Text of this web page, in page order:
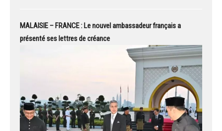
MALAISIE – FRANCE : Le nouvel ambassadeur français a
présenté ses lettres de créance